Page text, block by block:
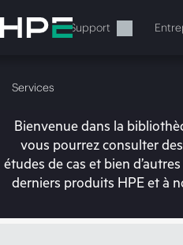
au
contenu
Services Support
Services
Votre
Bibliothèque
Bienvenue dans la
vous pourrez consulter
études de cas et bien
derniers produits HPE et à